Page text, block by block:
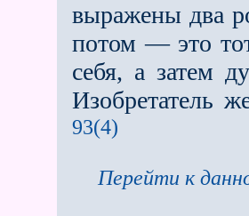
выражены два
потом — это
себя, а затем
Изобретатель
93(4)
Перейти к